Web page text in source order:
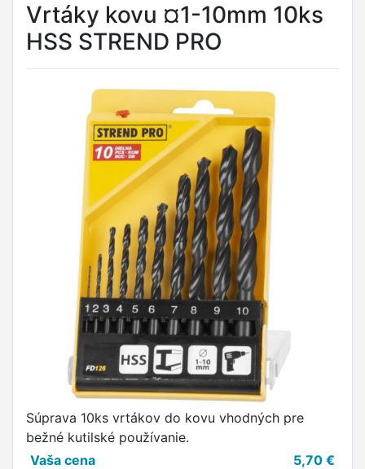
Vrtáky kovu ¤1-10mm 10ks
HSS STREND PRO
Súprava 10ks vrtákov do kovu vhodných pre
bežné kutilské používanie.
Vaša cena
5,70 €